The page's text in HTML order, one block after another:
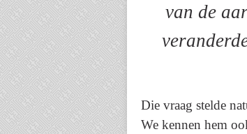
van de
Die vraag stelde
We kennen hem